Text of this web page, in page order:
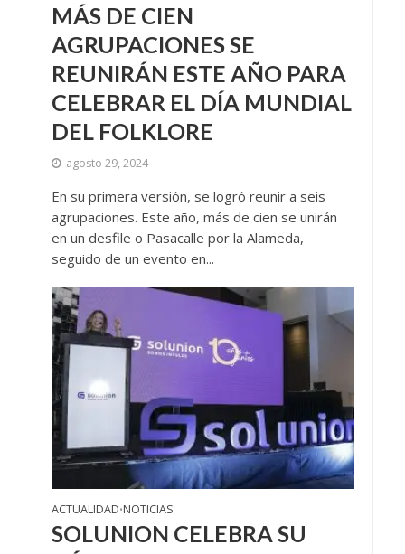
MÁS DE CIEN
AGRUPACIONES SE
REUNIRÁN ESTE AÑO PARA
CELEBRAR EL DÍA MUNDIAL
DEL FOLKLORE
agosto 29, 2024
En su primera versión, se logró reunir a seis
agrupaciones. Este año, más de cien se unirán
en un desfile o Pasacalle por la Alameda,
seguido de un evento en...
ACTUALIDAD•NOTICIAS
SOLUNION CELEBRA SU